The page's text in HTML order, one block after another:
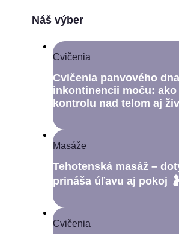
Náš výber
Cvičenia
Cvičenia panvového
inkontinencii moču:
kontrolu nad telom aj
Masáže
Tehotenská masáž –
prináša úľavu aj pokoj
Cvičenia